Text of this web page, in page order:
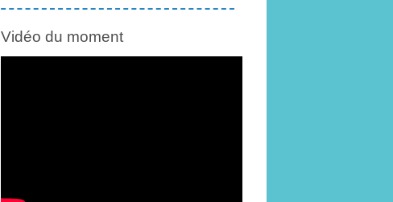
Vidéo du moment